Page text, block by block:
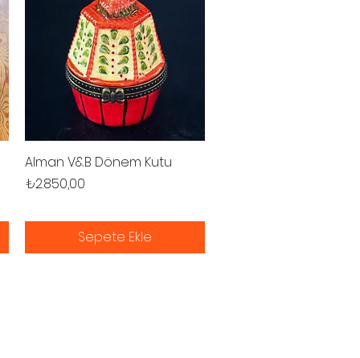
Hızlı Bakış
Alman V&B Dönem Kutu
Fiyat
₺2.850,00
Sepete Ekle